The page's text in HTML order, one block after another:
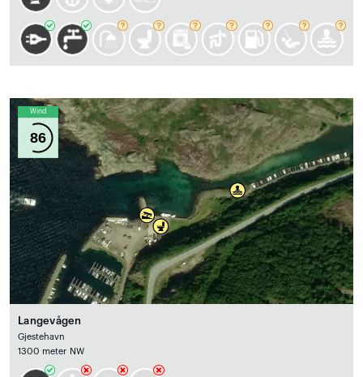
Wind
86
Langevågen
Gjestehavn
1300 meter NW